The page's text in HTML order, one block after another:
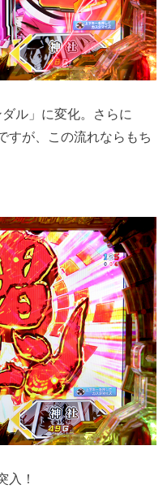
ル」に変化。さらに
すが、この流れならもち
入！